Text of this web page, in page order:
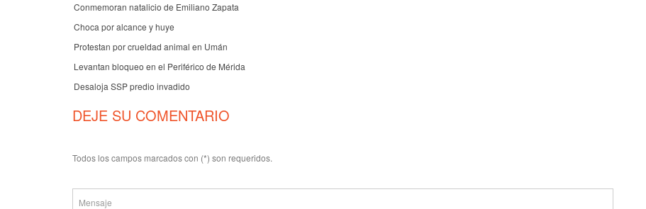
Conmemoran natalicio de Emiliano Zapata
Choca por alcance y huye
Protestan por crueldad animal en Umán
Levantan bloqueo en el Periférico de Mérida
Desaloja SSP predio invadido
DEJE SU COMENTARIO
Todos los campos marcados con (*) son requeridos.